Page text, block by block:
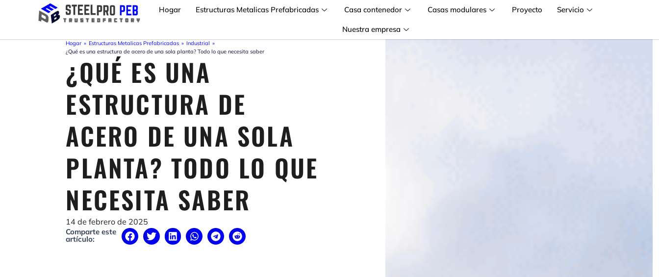
Hogar Estructuras Metalicas Prefabricadas Casa contenedor Casas modulares Proyecto Servicio
Nuestra empresa
Hogar » Estructuras Metalicas Prefabricadas » Industrial »
¿Qué es una estructura de acero de una sola planta? Todo lo que necesita saber
¿QUÉ ES UNA
ESTRUCTURA DE
ACERO DE UNA SOLA
PLANTA? TODO LO QUE
NECESITA SABER
14 de febrero de 2025
Comparte este
artículo: